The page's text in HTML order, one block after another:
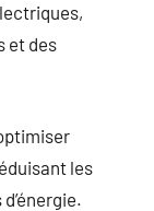
et des
les